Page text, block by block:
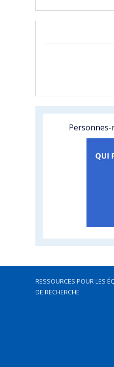
RESSOURCES POUR LES
DE RECHERCHE